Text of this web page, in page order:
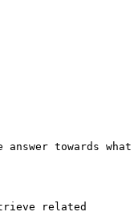
towards what
related